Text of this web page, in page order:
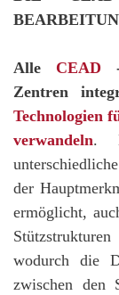
Alle CEAD
Zentren
Technologien
verwandeln.
der
ermöglicht,
wodurch die
zwischen den